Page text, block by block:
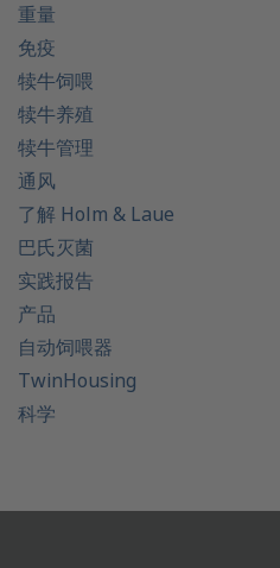
重量
免疫
犊牛饲喂
犊牛养殖
犊牛管理
通风
了解 Holm & Laue
巴氏灭菌
实践报告
产品
自动饲喂器
TwinHousing
科学